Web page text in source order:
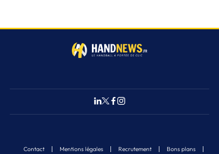
Contact Mentions légales Recrutement Bons plans